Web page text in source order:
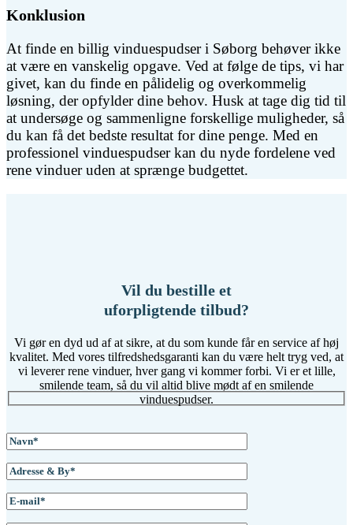
Konklusion
At finde en billig vinduespudser i Søborg behøver ikke
at være en vanskelig opgave. Ved at følge de tips, vi har
givet, kan du finde en pålidelig og overkommelig
løsning, der opfylder dine behov. Husk at tage dig tid til
at undersøge og sammenligne forskellige muligheder, så
du kan få det bedste resultat for dine penge. Med en
professionel vinduespudser kan du nyde fordelene ved
rene vinduer uden at sprænge budgettet.
Vil du bestille et
uforpligtende tilbud?
Vi gør en dyd ud af at sikre, at du som kunde får en service af høj
kvalitet. Med vores tilfredshedsgaranti kan du være helt tryg ved, at
vi leverer rene vinduer, hver gang vi kommer forbi. Vi er et lille,
smilende team, så du vil altid blive mødt af en smilende
vinduespudser.